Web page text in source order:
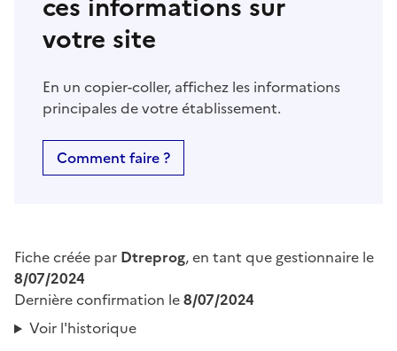
votre site
En un copier-coller, affichez les informations
principales de votre établissement.
Comment faire ?
Fiche créée par Dtreprog, en tant que gestionnaire le
8/07/2024
Dernière confirmation le8/07/2024
Voir l'historique